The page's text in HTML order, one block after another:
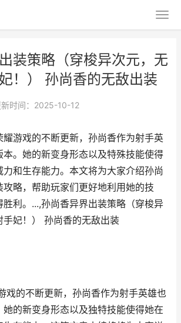
装策略（穿梭异次元，无
！） 孙尚香的无敌出装
新时间：2025-10-12
游戏的不断更新，孙尚香作为射手英
本。她的新变身形态以及特殊技能使得
和生存能力。本文将为大家介绍孙尚
攻略，帮助玩家们更好地利用她的技
胜利。...,孙尚香异界出装策略（穿梭异
手妃！） 孙尚香的无敌出装
戏的不断更新，孙尚香作为射手英雄也
的新变身形态以及独特技能使得她在